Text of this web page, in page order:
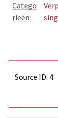
Catego
rieën:
Source ID: 4